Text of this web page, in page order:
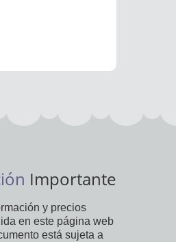
Importante
y precios
en este página web
está sujeta a